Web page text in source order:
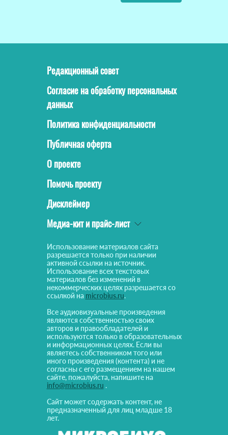
Редакционный совет
Согласие на обработку персональных
данных
Политика конфиденциальности
Публичная оферта
О проекте
Помочь проекту
Дисклеймер
Медиа-кит и прайс-лист
Использование материалов сайта
разрешается только при наличии
активной ссылки на источник.
Использование всех текстовых
материалов без изменений в
некоммерческих целях разрешается со
ссылкой на microbius.ru.
Все аудиовизуальные произведения
являются собственностью своих
авторов и правообладателей и
используются только в образовательных
и информационных целях. Если вы
являетесь собственником того или
иного произведения (контента) и не
согласны с его размещением на нашем
сайте, пожалуйста, напишите на
info@microbius.ru .
Сайт может содержать контент, не
предназначенный для лиц младше 18
лет.